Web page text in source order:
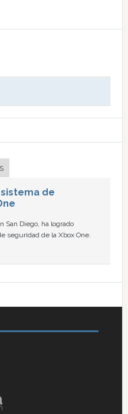
de
San Diego, ha logrado
seguridad de la Xbox One.